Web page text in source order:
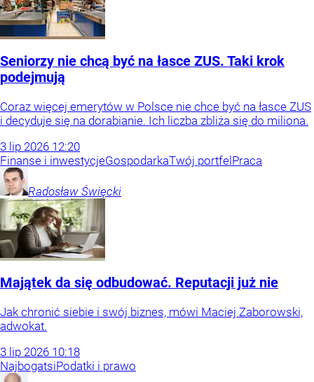
Seniorzy nie chcą być na łasce ZUS. Taki krok
podejmują
Coraz więcej emerytów w Polsce nie chce być na łasce ZUS
i decyduje się na dorabianie. Ich liczba zbliża się do miliona.
3 lip 2026 12:20
Finanse i inwestycjeGospodarkaTwój portfel Praca
Radosław Święcki
Majątek da się odbudować. Reputacji już nie
Jak chronić siebie i swój biznes, mówi Maciej Zaborowski,
adwokat.
3 lip 2026 10:18
NajbogatsiPodatki i prawo